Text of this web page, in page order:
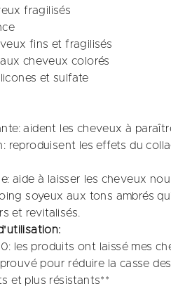
fragilisés
fins et fragilisés
cheveux colorés
et sulfate
aident les cheveux à
reproduisent les effets du
aide à laisser les cheveux
soyeux aux tons ambrés
et revitalisés.
les produits ont laissé mes
pour réduire la casse
et plus résistants**